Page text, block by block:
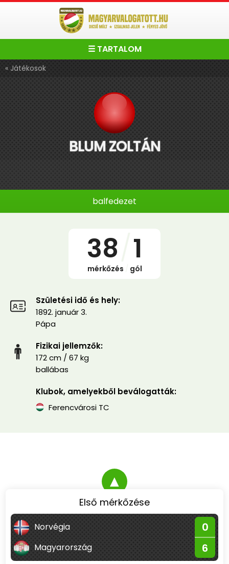
☰ TARTALOM
« Játékosok
BLUM ZOLTÁN
balfedezet
38 1
mérkőzés gól
Születési idő és hely:
1892. január 3.
Pápa
Fizikai jellemzők:
172 cm / 67 kg
ballábas
Klubok, amelyekből beválogatták:
Ferencvárosi TC
▲
Első mérkőzése
Norvégia 0
Magyarország 6